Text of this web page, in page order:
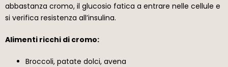
abbastanza cromo, il glucosio fatica a entrare nelle cellule e
si verifica resistenza all’insulina.
Alimenti ricchi di cromo:
Broccoli, patate dolci, avena